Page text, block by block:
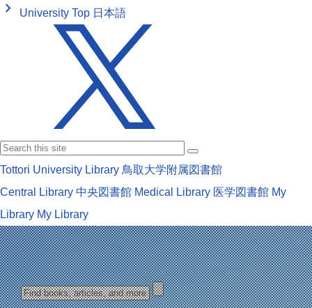
keyboard_arrow_right University Top 日本語
Tottori University Library 鳥取大学附属図書館
Central Library 中央図書館 Medical Library 医学図書館 My
Library My Library